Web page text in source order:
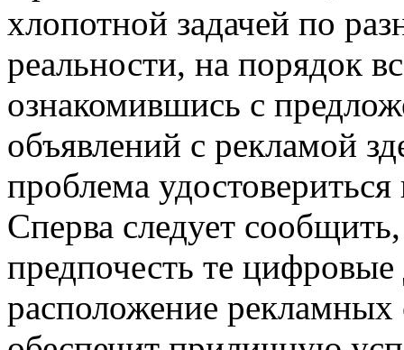
хлопотной задачей по
реальности, на порядок
ознакомившись с
объявлений с рекламой
проблема
Сперва следует
предпочесть те
расположение рекламных